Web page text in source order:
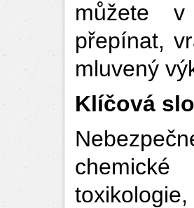
můžete
přepínat,
mluvený
Klíčová